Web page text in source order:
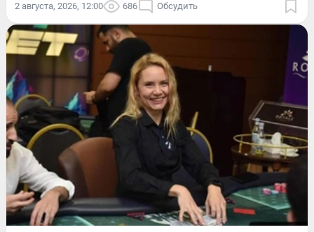
2 августа, 2026, 12:00 686 Обсудить